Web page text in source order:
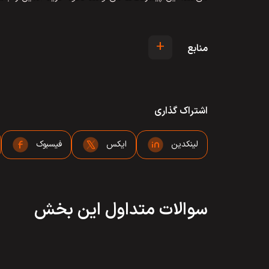
منابع +
اشتراک گذاری
لینکدین ایکس فیسبوک
سوالات متداول این بخش